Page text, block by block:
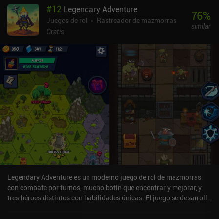
pero si conseguimos hacerla en el momento justo, mitigamos por
completo todo el daño e incluso aturdimos al rival. Al protegernos,
también cargamos gradualmente nuestro medidor especial para
sistema aparentemente sencillo funciona sorprendentemente bien,
permitiendo batallas rápidas y entretenidas. Y como
diversificamos enormemente nuestras habilidades mediante el uso
inteligente de varios consumibles y el equipamiento de diferentes
espadas, escudos y amuletos, hay muchas opciones estratégicas
interesantes. También me ha gustado el vibrante y colorido mundo
que podemos explorar entre batalla y batalla. Aquí podemos
conocer a personajes interesantes, mejorar nuestras tiendas, jugar
a minijuegos, desbloquear objetos cosméticos e incluso buscar
secretos ocultos en lugares inesperados. El desarrollador ha hecho
un trabajo increíble para que su juego sea una experiencia
deliciosa y memorable. IGNISTONE es un juego premium de 3,99 $
sin anuncios ni iAP. Es perfecto para sesiones de juego cortas, por
lo que es un gran juego para cualquier fan de los RPG casuales.
#12 Legendary Adventure
Juegos de rol
Rastreador de mazmorras
Gratis
76%
similar
Legendary Adventure es un moderno juego de rol de mazmorras
con combate por turnos, mucho botín que encontrar y mejorar, y
tres héroes distintos con habilidades únicas. El juego se desarrolla